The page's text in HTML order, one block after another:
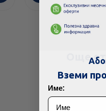
Още
Вземи
Име: